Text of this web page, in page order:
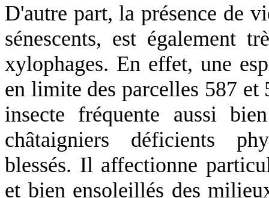
D'autre part, la présence de
sénescents, est également
xylophages. En effet, une
en limite des parcelles 587 et
insecte fréquente aussi
châtaigniers déficients
blessés. Il affectionne
et bien ensoleillés des